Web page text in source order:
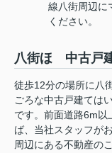
線八街周辺に
ください。
八街ほ 中古戸
徒歩12分の場所に八
ごろな中古戸建ては
です。前面道路6m以
ば、当社スタッフが
周辺にある不動産の